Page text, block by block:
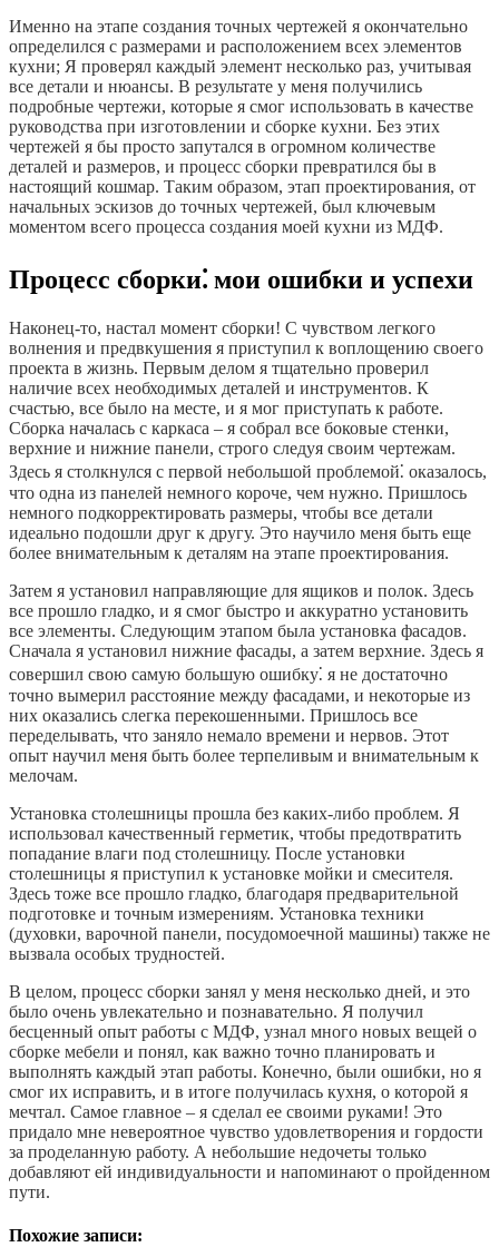
Именно на этапе создания точных чертежей я окончательно
определился с размерами и расположением всех элементов
кухни; Я проверял каждый элемент несколько раз, учитывая
все детали и нюансы. В результате у меня получились
подробные чертежи, которые я смог использовать в качестве
руководства при изготовлении и сборке кухни. Без этих
чертежей я бы просто запутался в огромном количестве
деталей и размеров, и процесс сборки превратился бы в
настоящий кошмар. Таким образом, этап проектирования, от
начальных эскизов до точных чертежей, был ключевым
моментом всего процесса создания моей кухни из МДФ.
Процесс сборки⁚ мои ошибки и успехи
Наконец-то, настал момент сборки! С чувством легкого
волнения и предвкушения я приступил к воплощению своего
проекта в жизнь. Первым делом я тщательно проверил
наличие всех необходимых деталей и инструментов. К
счастью, все было на месте, и я мог приступать к работе.
Сборка началась с каркаса – я собрал все боковые стенки,
верхние и нижние панели, строго следуя своим чертежам.
Здесь я столкнулся с первой небольшой проблемой⁚ оказалось,
что одна из панелей немного короче, чем нужно. Пришлось
немного подкорректировать размеры, чтобы все детали
идеально подошли друг к другу. Это научило меня быть еще
более внимательным к деталям на этапе проектирования.
Затем я установил направляющие для ящиков и полок. Здесь
все прошло гладко, и я смог быстро и аккуратно установить
все элементы. Следующим этапом была установка фасадов.
Сначала я установил нижние фасады, а затем верхние. Здесь я
совершил свою самую большую ошибку⁚ я не достаточно
точно вымерил расстояние между фасадами, и некоторые из
них оказались слегка перекошенными. Пришлось все
переделывать, что заняло немало времени и нервов. Этот
опыт научил меня быть более терпеливым и внимательным к
мелочам.
Установка столешницы прошла без каких-либо проблем. Я
использовал качественный герметик, чтобы предотвратить
попадание влаги под столешницу. После установки
столешницы я приступил к установке мойки и смесителя.
Здесь тоже все прошло гладко, благодаря предварительной
подготовке и точным измерениям. Установка техники
(духовки, варочной панели, посудомоечной машины) также не
вызвала особых трудностей.
В целом, процесс сборки занял у меня несколько дней, и это
было очень увлекательно и познавательно. Я получил
бесценный опыт работы с МДФ, узнал много новых вещей о
сборке мебели и понял, как важно точно планировать и
выполнять каждый этап работы. Конечно, были ошибки, но я
смог их исправить, и в итоге получилась кухня, о которой я
мечтал. Самое главное – я сделал ее своими руками! Это
придало мне невероятное чувство удовлетворения и гордости
за проделанную работу. А небольшие недочеты только
добавляют ей индивидуальности и напоминают о пройденном
пути.
Похожие записи: